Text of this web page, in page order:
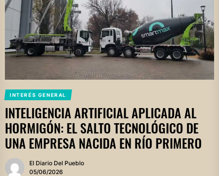
INTERÉS GENERAL
INTELIGENCIA ARTIFICIAL APLICADA AL
HORMIGÓN: EL SALTO TECNOLÓGICO DE
UNA EMPRESA NACIDA EN RÍO PRIMERO
El Diario Del Pueblo
05/06/2026